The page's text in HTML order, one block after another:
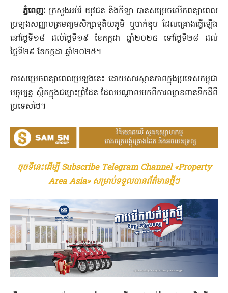
ភ្នំពេញៈ ក្រសួងអប់រំ យុវជន និងកីឡា បានសម្រេចលើកពន្យាពេល
ប្រទ្បងសញ្ញាបត្រមធ្យមសិក្សាទុតិយភូមិ ឬបាក់ឌុប ដែលគ្រោងធ្វើឡើង
នៅថ្ងៃទី១៨ ដល់ថ្ងៃទី១៩ ខែកក្កដា ឆ្នាំ២០២៥ ទៅថ្ងៃទី២៨ ដល់
ថ្ងៃទី២៩ ខែកក្កដា ឆ្នាំ២០២៥។
ការសម្រេចពន្យាពេលប្រឡងនេះ ដោយសារស្ថានភាពក្នុងប្រ​ទេសកម្ពុជា
បច្ចុប្បន្ន ស្ថិតក្នុងជម្លោះព្រំដែន ដែលបណ្ដាលមកពីការឈ្លានពានទឹកដីពី
ប្រទេសថៃ។
ចុចទីនេះដើម្បី Subscribe Telegram Channel «Property
Area Asia» សម្រាប់ទទួលបានព័ត៌មានថ្មីៗ